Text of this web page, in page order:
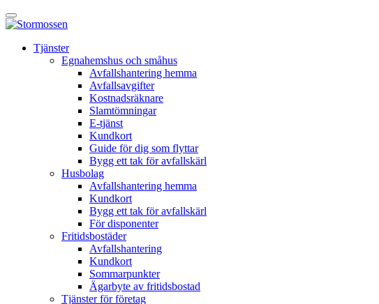
Skip
toÖppna
huvudmeny
tjänst
Tjänster
Egnahemshus och småhus
Avfallshantering hemma
Avfallsavgifter
Kostnadsräknare
Slamtömningar
E-tjänst
Kundkort
Guide för dig som flyttar
Bygg ett tak för avfallskärl
Husbolag
Avfallshantering hemma
Kundkort
Bygg ett tak för avfallskärl
För disponenter
Fritidsbostäder
Avfallshantering
Kundkort
Sommarpunkter
Ägarbyte av fritidsbostad
Tjänster för företag